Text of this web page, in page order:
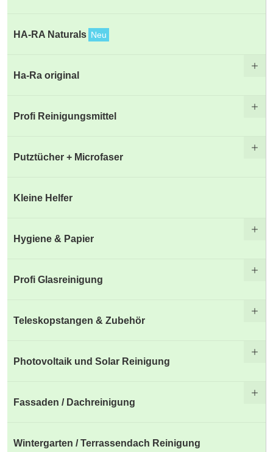
HA-RA Naturals Neu
Ha-Ra original
Profi Reinigungsmittel
Putztücher + Microfaser
Kleine Helfer
Hygiene & Papier
Profi Glasreinigung
Teleskopstangen & Zubehör
Photovoltaik und Solar Reinigung
Fassaden / Dachreinigung
Wintergarten / Terrassendach Reinigung